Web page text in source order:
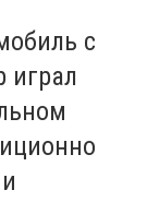
с
играл